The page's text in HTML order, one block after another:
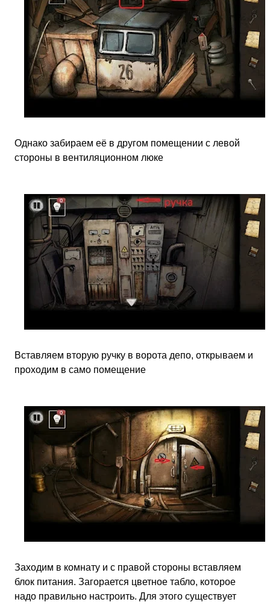
Однако забираем её в другом помещении с левой
стороны в вентиляционном люке
Вставляем вторую ручку в ворота депо, открываем и
проходим в само помещение
Заходим в комнату и с правой стороны вставляем
блок питания. Загорается цветное табло, которое
надо правильно настроить. Для этого существует